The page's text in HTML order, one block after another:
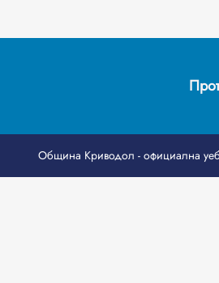
Община Криводол - официална